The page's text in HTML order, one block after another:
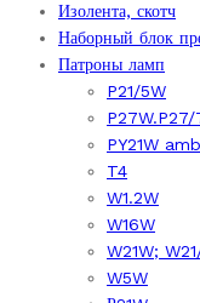
Изолента, скотч
Наборный блок
Патроны ламп
P21/5W
P27W.P27/
PY21W
T4
W1.2W
W16W
W21W;
W5W